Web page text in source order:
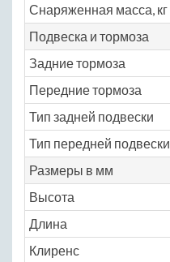
Снаряженная масса, кг
Подвеска и тормоза
Задние тормоза
Передние тормоза
Тип задней подвески
Тип передней подвески
Размеры в мм
Высота
Длина
Клиренс